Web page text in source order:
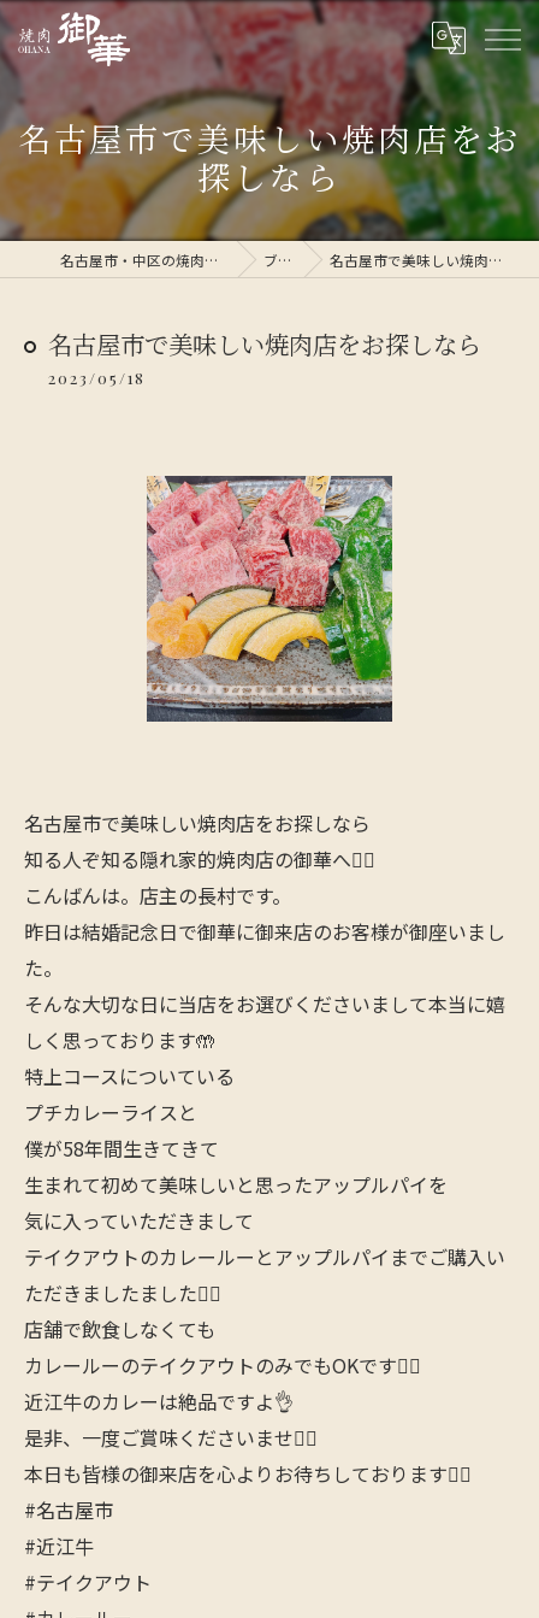
名古屋市で美味しい焼肉店をお
探しなら
名古屋市・中区の焼肉なら焼肉 御華 ブログ 名古屋市で美味しい焼肉店をお探しなら
名古屋市で美味しい焼肉店をお探しなら
2023/05/18
名古屋市で美味しい焼肉店をお探しなら
知る人ぞ知る隠れ家的焼肉店の御華へ🙋‍♂️
こんばんは。店主の長村です。
昨日は結婚記念日で御華に御来店のお客様が御座いまし
た。
そんな大切な日に当店をお選びくださいまして本当に嬉
しく思っております🤲
特上コースについている
プチカレーライスと
僕が58年間生きてきて
生まれて初めて美味しいと思ったアップルパイを
気に入っていただきまして
テイクアウトのカレールーとアップルパイまでご購入い
ただきましたました🙋‍♂️
店舗で飲食しなくても
カレールーのテイクアウトのみでもOKです🙆‍♀️
近江牛のカレーは絶品ですよ👌
是非、一度ご賞味くださいませ🙇‍♂️
本日も皆様の御来店を心よりお待ちしております🙇‍♂️
#名古屋市
#近江牛
#テイクアウト